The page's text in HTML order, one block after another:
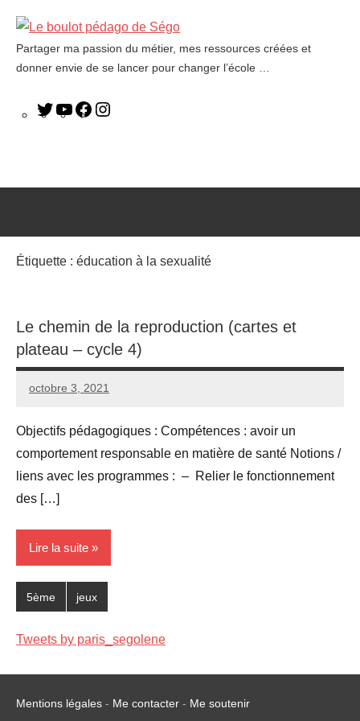
Le
boulot
Partager ma passion du métier, mes ressources créées et
donner envie de se lancer pour changer l’école …
Étiquette : éducation à la sexualité
Le chemin de la reproduction (cartes et
plateau – cycle 4)
octobre 3, 2021
Seg0_La_Vraie
Aucun
Objectifs pédagogiques : Compétences : avoir un
comportement responsable en matière de santé Notions /
liens avec les programmes : – Relier le fonctionnement
des […]
Lire la suite
5ème jeux
Tweets by paris_segolene
Mentions légales - Me contacter - Me soutenir